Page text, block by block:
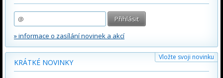
» informace o zasílání novinek a akcí
Vložte svoji novinku
KRÁTKÉ NOVINKY